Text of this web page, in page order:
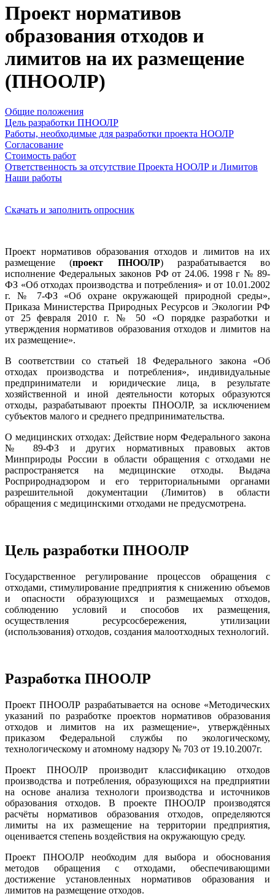
Проект нормативов
образования отходов и
лимитов на их размещение
(ПНООЛР)
Общие положения
Цель разработки ПНООЛР
Работы, необходимые для разработки проекта НООЛР
Согласование
Стоимость работ
Ответственность за отсутствие Проекта НООЛР и Лимитов
Наши работы
Скачать и заполнить опросник
Проект нормативов образования отходов и лимитов на их
размещение (проект ПНООЛР) разрабатывается во
исполнение Федеральных законов РФ от 24.06. 1998 г № 89-
ФЗ «Об отходах производства и потребления» и от 10.01.2002
г. № 7-ФЗ «Об охране окружающей природной среды»,
Приказа Министерства Природных Ресурсов и Экологии РФ
от 25 февраля 2010 г. № 50 «О порядке разработки и
утверждения нормативов образования отходов и лимитов на
их размещение».
В соответствии со статьей 18 Федерального закона «Об
отходах производства и потребления», индивидуальные
предприниматели и юридические лица, в результате
хозяйственной и иной деятельности которых образуются
отходы, разрабатывают проекты ПНООЛР, за исключением
субъектов малого и среднего предпринимательства.
О медицинских отходах: Действие норм Федерального закона
№ 89-ФЗ и других нормативных правовых актов
Минприроды России в области обращения с отходами не
распространяется на медицинские отходы. Выдача
Росприроднадзором и его территориальными органами
разрешительной документации (Лимитов) в области
обращения с медицинскими отходами не предусмотрена.
Цель разработки ПНООЛР
Государственное регулирование процессов обращения с
отходами, стимулирование предприятия к снижению объемов
и опасности образующихся и размещаемых отходов,
соблюдению условий и способов их размещения,
осуществления ресурсосбережения, утилизации
(использования) отходов, создания малоотходных технологий.
Разработка ПНООЛР
Проект ПНООЛР разрабатывается на основе «Методических
указаний по разработке проектов нормативов образования
отходов и лимитов на их размещение», утверждённых
приказом Федеральной службы по экологическому,
технологическому и атомному надзору № 703 от 19.10.2007г.
Проект ПНООЛР производит классификацию отходов
производства и потребления, образующихся на предприятии
на основе анализа технологи производства и источников
образования отходов. В проекте ПНООЛР производятся
расчёты нормативов образования отходов, определяются
лимиты на их размещение на территории предприятия,
оценивается степень воздействия на окружающую среду.
Проект ПНООЛР необходим для выбора и обоснования
методов обращения с отходами, обеспечивающими
достижение установленных нормативов образования и
лимитов на размещение отходов.